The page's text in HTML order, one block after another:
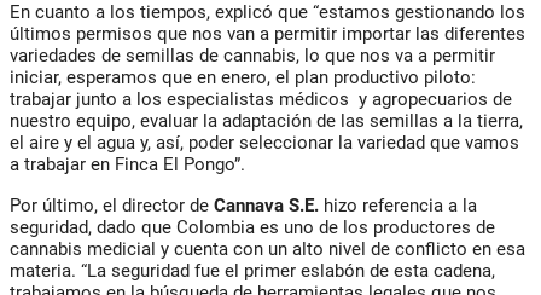
En cuanto a los tiempos, explicó que “estamos gestionando los
últimos permisos que nos van a permitir importar las diferentes
variedades de semillas de cannabis, lo que nos va a permitir
iniciar, esperamos que en enero, el plan productivo piloto:
trabajar junto a los especialistas médicos y agropecuarios de
nuestro equipo, evaluar la adaptación de las semillas a la tierra,
el aire y el agua y, así, poder seleccionar la variedad que vamos
a trabajar en Finca El Pongo”.
Por último, el director de Cannava S.E. hizo referencia a la
seguridad, dado que Colombia es uno de los productores de
cannabis medicial y cuenta con un alto nivel de conflicto en esa
materia. “La seguridad fue el primer eslabón de esta cadena,